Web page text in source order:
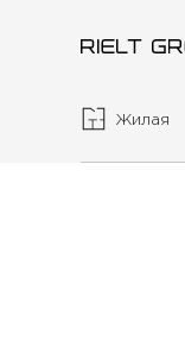
Жилая